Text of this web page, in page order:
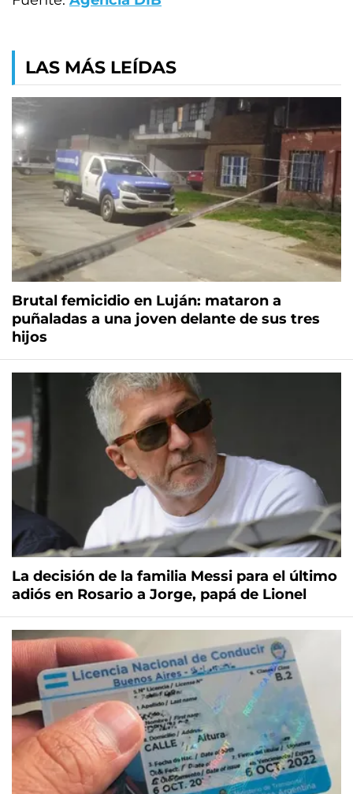
LAS MÁS LEÍDAS
Brutal femicidio en Luján: mataron a
puñaladas a una joven delante de sus tres
hijos
La decisión de la familia Messi para el último
adiós en Rosario a Jorge, papá de Lionel